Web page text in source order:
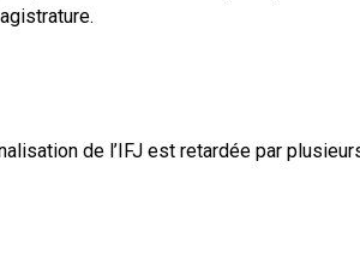
de l’IFJ est retardée par